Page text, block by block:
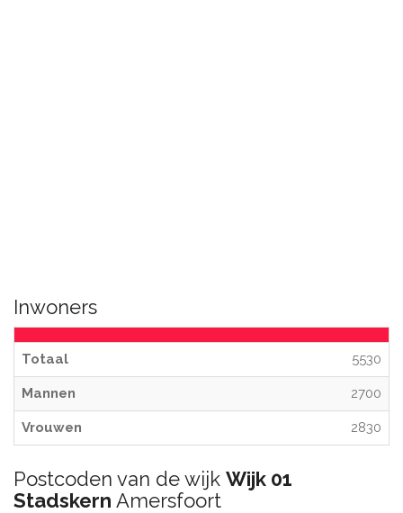
Inwoners
Totaal 5530
Mannen 2700
Vrouwen 2830
Postcoden van de wijk Wijk 01
Stadskern Amersfoort